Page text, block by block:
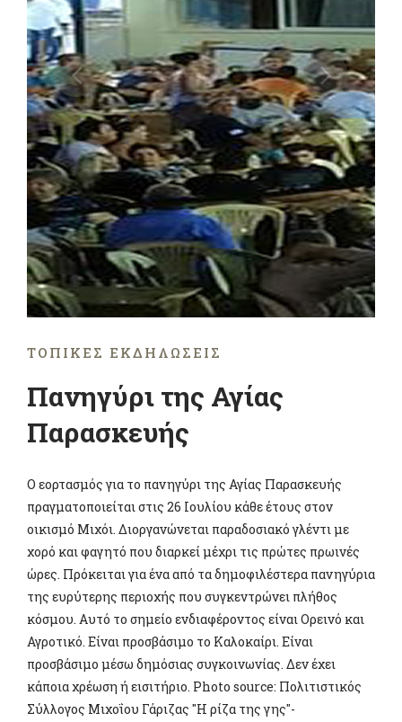
ΤΟΠΙΚΈΣ ΕΚΔΗΛΏΣΕΙΣ
Πανηγύρι της Αγίας
Παρασκευής
Ο εορτασμός για το πανηγύρι της Αγίας Παρασκευής
πραγματοποιείται στις 26 Ιουλίου κάθε έτους στον
οικισμό Μιχόι. Διοργανώνεται παραδοσιακό γλέντι με
χορό και φαγητό που διαρκεί μέχρι τις πρώτες πρωινές
ώρες. Πρόκειται για ένα από τα δημοφιλέστερα πανηγύρια
της ευρύτερης περιοχής που συγκεντρώνει πλήθος
κόσμου. Αυτό το σημείο ενδιαφέροντος είναι Ορεινό και
Αγροτικό. Είναι προσβάσιμο το Καλοκαίρι. Είναι
προσβάσιμο μέσω δημόσιας συγκοινωνίας. Δεν έχει
κάποια χρέωση ή εισιτήριο. Photo source: Πολιτιστικός
Σύλλογος Μιχοΐου Γάριζας ''Η ρίζα της γης''-